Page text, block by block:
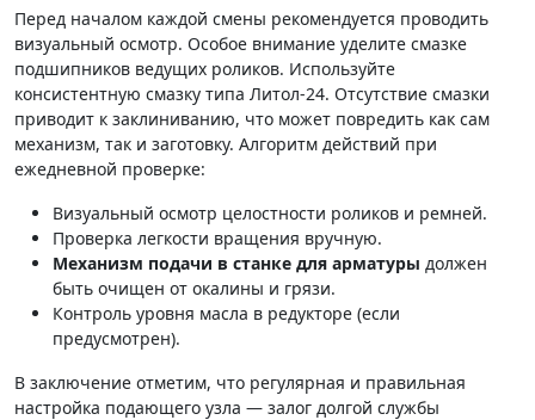
Перед началом каждой смены рекомендуется проводить
визуальный осмотр. Особое внимание уделите смазке
подшипников ведущих роликов. Используйте
консистентную смазку типа Литол-24. Отсутствие смазки
приводит к заклиниванию, что может повредить как сам
механизм, так и заготовку. Алгоритм действий при
ежедневной проверке:
Визуальный осмотр целостности роликов и ремней.
Проверка легкости вращения вручную.
Механизм подачи в станке для арматуры должен
быть очищен от окалины и грязи.
Контроль уровня масла в редукторе (если
предусмотрен).
В заключение отметим, что регулярная и правильная
настройка подающего узла — залог долгой службы